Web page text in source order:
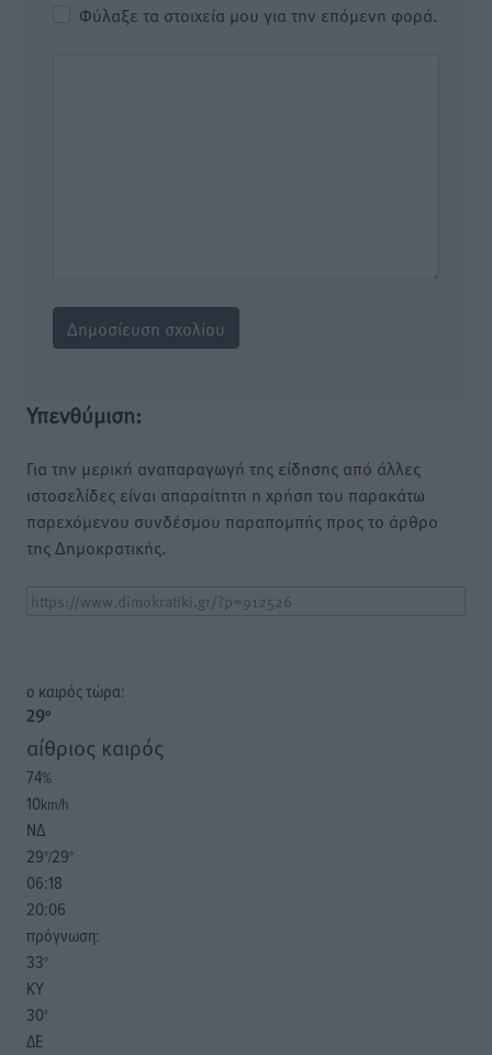
Φύλαξε τα στοιχεία μου για την επόμενη φορά.
Υπενθύμιση:
Για την μερική αναπαραγωγή της είδησης από άλλες
ιστοσελίδες είναι απαραίτητη η χρήση του παρακάτω
παρεχόμενου συνδέσμου παραπομπής προς το άρθρο
της Δημοκρατικής.
o καιρός τώρα:
29°
αίθριος καιρός
74%
10km/h
ΝΔ
29°/29°
06:18
20:06
πρόγνωση:
33°
ΚΥ
30°
ΔΕ